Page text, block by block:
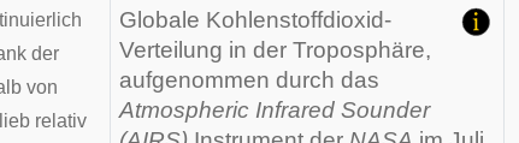
Globale Kohlenstoffdioxid-
Verteilung in der Troposphäre,
aufgenommen durch das
Atmospheric Infrared Sounder
der
von
relativ